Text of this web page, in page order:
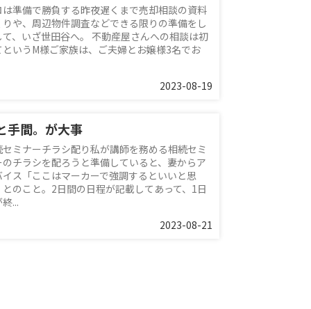
は準備で勝負する昨夜遅くまで売却相談の資料
りや、周辺物件調査などできる限りの準備をし
て、いざ世田谷へ。 不動産屋さんへの相談は初
というM様ご家族は、ご夫婦とお嬢様3名でお
2023-08-19
手間。が大事
セミナーチラシ配り私が講師を務める相続セミ
のチラシを配ろうと準備していると、妻からア
イス「ここはマーカーで強調するといいと思
とのこと。2日間の日程が記載してあって、1日
...
2023-08-21